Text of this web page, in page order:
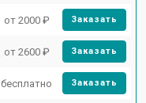
от 2000 ₽ Заказать
от 2600 ₽ Заказать
бесплатно Заказать